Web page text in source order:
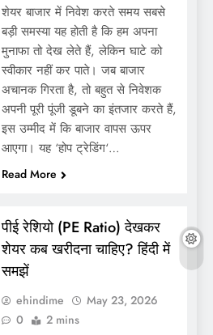
शेयर बाजार में निवेश करते समय सबसे
बड़ी समस्या यह होती है कि हम अपना
मुनाफा तो देख लेते हैं, लेकिन घाटे को
स्वीकार नहीं कर पाते। जब बाजार
अचानक गिरता है, तो बहुत से निवेशक
अपनी पूरी पूंजी डूबने का इंतजार करते हैं,
इस उम्मीद में कि बाजार वापस ऊपर
आएगा। यह ‘होप ट्रेडिंग‘…
Read More
पीई रेशियो (PE Ratio) देखकर
शेयर कब खरीदना चाहिए? हिंदी में
समझें
ehindime
May 23, 2026
0
2 mins